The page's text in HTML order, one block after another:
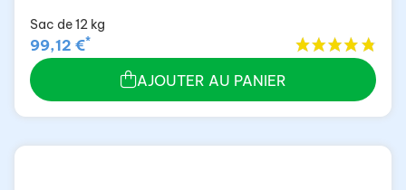
Sac de 12 kg
99,12 €*
AJOUTER AU PANIER